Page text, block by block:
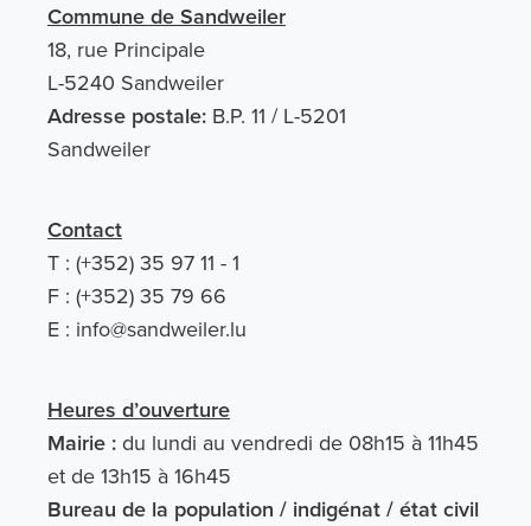
Commune de Sandweiler
18, rue Principale
L-5240 Sandweiler
Adresse postale: B.P. 11 / L-5201
Sandweiler
Contact
T : (+352) 35 97 11 - 1
F : (+352) 35 79 66
E : info@sandweiler.lu
Heures d’ouverture
Mairie : du lundi au vendredi de 08h15 à 11h45
et de 13h15 à 16h45
Bureau de la population / indigénat / état civil